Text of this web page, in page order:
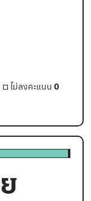
ไม่ลงคะแนน 0